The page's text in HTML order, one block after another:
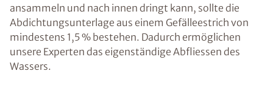
ansammeln und nach innen dringt kann, sollte die
Abdichtungsunterlage aus einem Gefälleestrich von
mindestens 1,5 % bestehen. Dadurch ermöglichen
unsere Experten das eigenständige Abfliessen des
Wassers.